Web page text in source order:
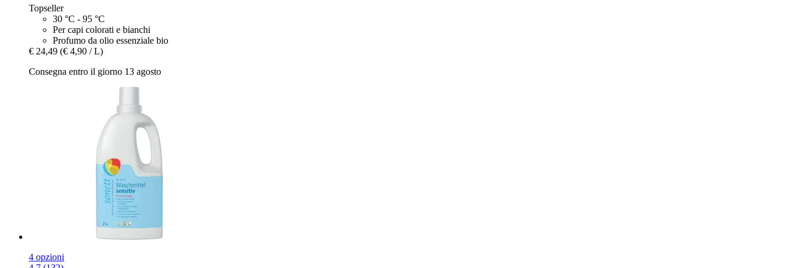
Topseller
30 °C - 95 °C
Per capi colorati e bianchi
Profumo da olio essenziale bio
€ 24,49 (€ 4,90 / L)
Consegna entro il giorno 13 agosto
4 opzioni